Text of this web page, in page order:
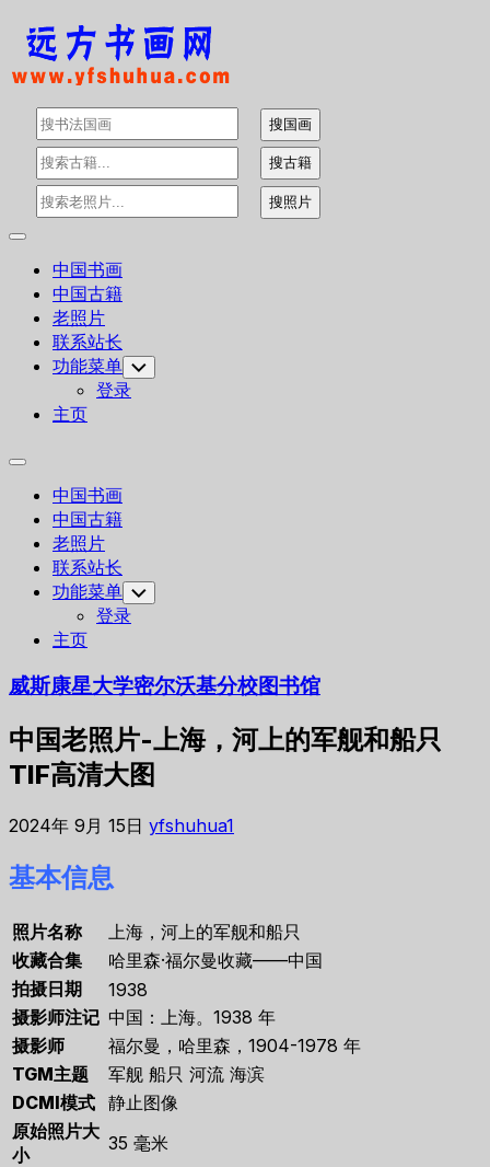
Skip
content
Expand
中国书画
中国古籍
老照片
联系站长
功能菜单 Toggle
Child
Menu
登录
主页
Expand
中国书画
中国古籍
老照片
联系站长
功能菜单 Toggle
Child
Menu
登录
主页
威斯康星大学密尔沃基分校图书馆
中国老照片-上海，河上的军舰和船只
TIF高清大图
2024年 9月 15日 yfshuhua1
基本信息
照片名称
上海，河上的军舰和船只
收藏合集
哈里森·福尔曼收藏——中国
拍摄日期
1938
摄影师注记 中国：上海。1938 年
摄影师
福尔曼，哈里森，1904-1978 年
TGM主题
军舰 船只 河流 海滨
DCMI模式 静止图像
原始照片大
小
35 毫米